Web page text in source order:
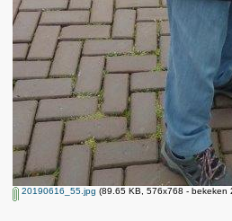
20190616_55.jpg (89.65 KB, 576x768 - bekeken